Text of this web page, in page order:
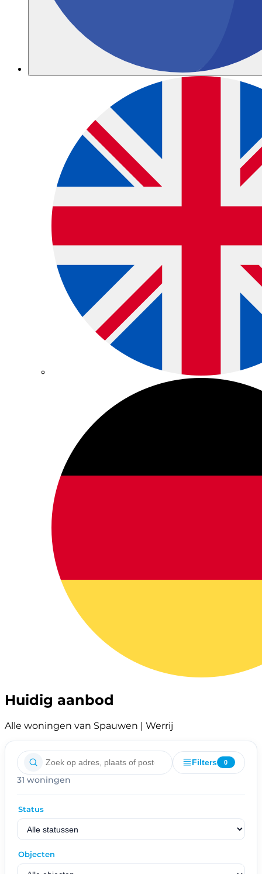
Huidig aanbod
Alle woningen van Spauwen | Werrij
Filters 0
31 woningen
Status
Objecten